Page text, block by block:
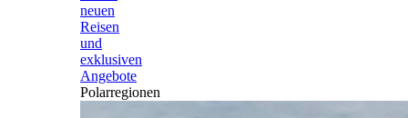
neuen
Reisen
und
exklusiven
Angebote
Polarregionen